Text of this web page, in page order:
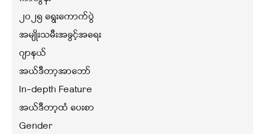
၂၀၂၅ ရွေးကောက်ပွဲ
အမျိုးသမီးအခွင့်အရေး
ဂျာနယ်
အယ်ဒီတာ့အာဘော်
In-depth Feature
အယ်ဒီတာ့ထံ ပေးစာ
Gender